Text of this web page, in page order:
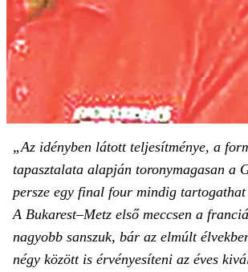
„Az idényben látott teljesítménye, a
tapasztalata alapján toronymagasan a
persze egy final four mindig tartogathat
A Bukarest–Metz első meccsen a
nagyobb sanszuk, bár az elmúlt
négy között is érvényesíteni az éves